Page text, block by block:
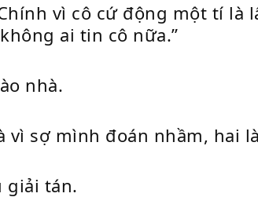
vì cô cứ động một tí
ai tin cô nữa.”
nhà.
sợ mình đoán nhầm, hai
giải tán.